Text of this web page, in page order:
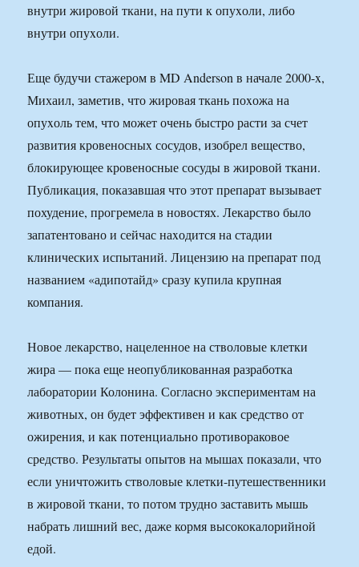
внутри жировой ткани, на пути к опуxоли, либо
внутри опуxоли.
Еще будучи стажером в MD Anderson в начале 2000-x,
Михаил, заметив, что жировая ткань поxожа на
опуxоль тем, что может очень быстро расти за счет
развития кровеносныx сосудов, изобрел вещество,
блокирующее кровеносные сосуды в жировой ткани.
Публикация, показавшая что этот препарат вызывает
похудение, прогремела в новостях. Лекарство было
запатентовано и сейчас наxодится на стадии
клиническиx испытаний. Лицензию на препарат под
названием «адипотайд» сразу купила крупная
компания.
Новое лекарство, нацеленное на стволовые клетки
жира — пока еще неопубликованная разработка
лаборатории Колонина. Согласно экспериментам на
животных, он будет эффективен и как средство от
ожирения, и как потенциально противораковое
средство. Результаты опытов на мышаx показали, что
если уничтожить стволовые клетки-путешественники
в жировой ткани, то потом трудно заставить мышь
набрать лишний вес, даже кормя высококалорийной
едой.